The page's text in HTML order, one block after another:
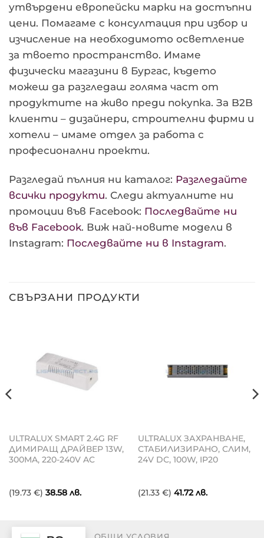
утвърдени европейски марки на достъпни
цени. Помагаме с консултация при избор и
изчисление на необходимото осветление
за твоето пространство. Имаме
физически магазини в Бургас, където
можеш да разгледаш голяма част от
продуктите на живо преди покупка. За B2B
клиенти – дизайнери, строителни фирми и
хотели – имаме отдел за работа с
професионални проекти.
Разгледай пълния ни каталог: Разгледайте
всички продукти. Следи актуалните ни
промоции във Facebook: Последвайте ни
във Facebook. Виж най-новите модели в
Instagram: Последвайте ни в Instagram.
СВЪРЗАНИ ПРОДУКТИ
ULTRALUX SMART 2.4G RF
ДИМИРАЩ ДРАЙВЕР 13W,
300MA, 220-240V AC
(19.73 €) 38.58 лв.
ULTRALUX ЗАХРАНВАНЕ,
СТАБИЛИЗИРAНО, СЛИМ,
24V DC, 100W, IP20
(21.33 €) 41.72лв.